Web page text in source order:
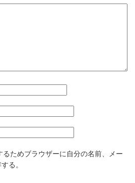
るためブラウザーに自分の名前、メー
る。